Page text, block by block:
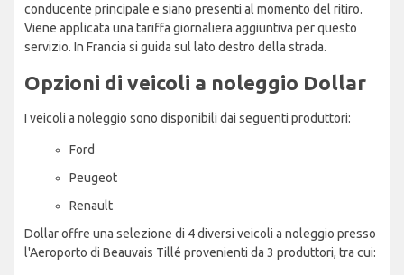
conducente principale e siano presenti al momento del ritiro.
Viene applicata una tariffa giornaliera aggiuntiva per questo
servizio. In Francia si guida sul lato destro della strada.
Opzioni di veicoli a noleggio Dollar
I veicoli a noleggio sono disponibili dai seguenti produttori:
Ford
Peugeot
Renault
Dollar offre una selezione di 4 diversi veicoli a noleggio presso
l'Aeroporto di Beauvais Tillé provenienti da 3 produttori, tra cui: